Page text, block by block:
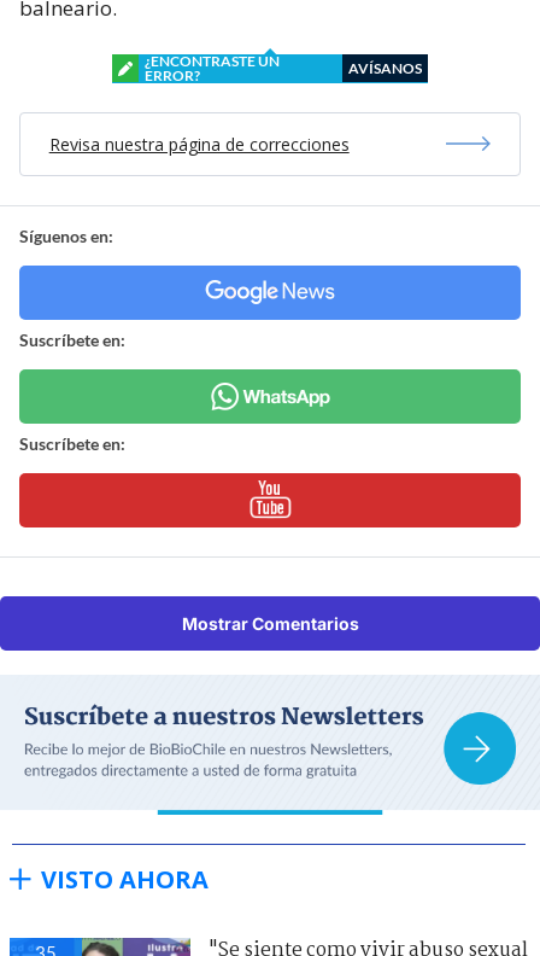
balneario.
¿ENCONTRASTE UN
ERROR?
AVÍSANOS
Revisa nuestra página de correcciones
Síguenos en:
Suscríbete en:
Suscríbete en:
Mostrar Comentarios
VISTO AHORA